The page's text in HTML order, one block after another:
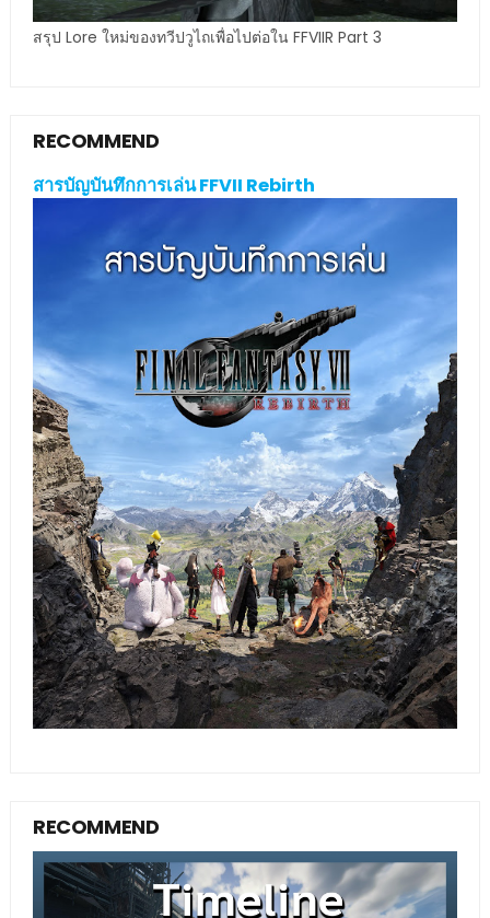
สรุป Lore ใหม่ของทวีปวูไถเพื่อไปต่อใน FFVIIR Part 3
RECOMMEND
สารบัญบันทึกการเล่น FFVII Rebirth
RECOMMEND